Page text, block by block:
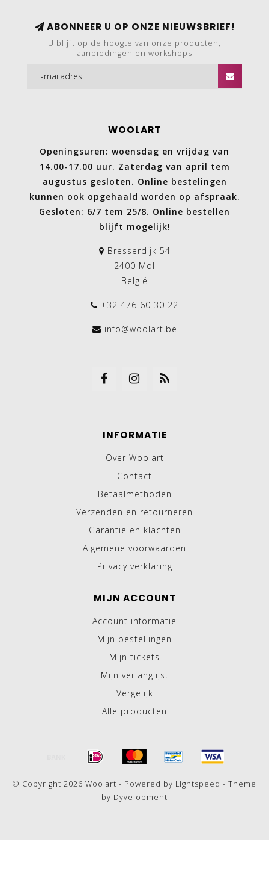
ABONNEER U OP ONZE NIEUWSBRIEF!
U blijft op de hoogte van onze producten,
aanbiedingen en workshops
WOOLART
Openingsuren: woensdag en vrijdag van
14.00-17.00 uur. Zaterdag van april tem
augustus gesloten. Online bestelingen
kunnen ook opgehaald worden op afspraak.
Gesloten: 6/7 tem 25/8. Online bestellen
blijft mogelijk!
Bresserdijk 54
2400 Mol
België
+32 476 60 30 22
info@woolart.be
INFORMATIE
Over Woolart
Contact
Betaalmethoden
Verzenden en retourneren
Garantie en klachten
Algemene voorwaarden
Privacy verklaring
MIJN ACCOUNT
Account informatie
Mijn bestellingen
Mijn tickets
Mijn verlanglijst
Vergelijk
Alle producten
© Copyright 2026 Woolart - Powered by Lightspeed - Theme
by Dyvelopment